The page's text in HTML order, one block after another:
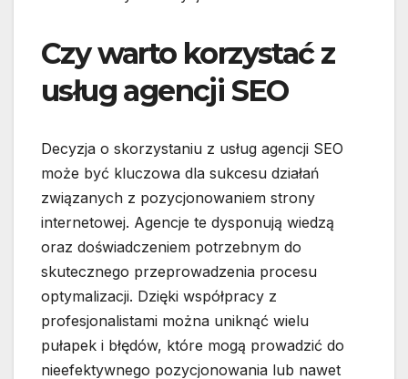
Czy warto korzystać z
usług agencji SEO
Decyzja o skorzystaniu z usług agencji SEO
może być kluczowa dla sukcesu działań
związanych z pozycjonowaniem strony
internetowej. Agencje te dysponują wiedzą
oraz doświadczeniem potrzebnym do
skutecznego przeprowadzenia procesu
optymalizacji. Dzięki współpracy z
profesjonalistami można uniknąć wielu
pułapek i błędów, które mogą prowadzić do
nieefektywnego pozycjonowania lub nawet